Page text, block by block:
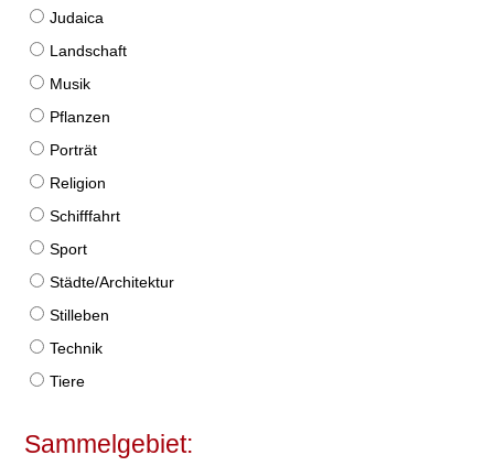
Judaica
Landschaft
Musik
Pflanzen
Porträt
Religion
Schifffahrt
Sport
Städte/Architektur
Stilleben
Technik
Tiere
Sammelgebiet: